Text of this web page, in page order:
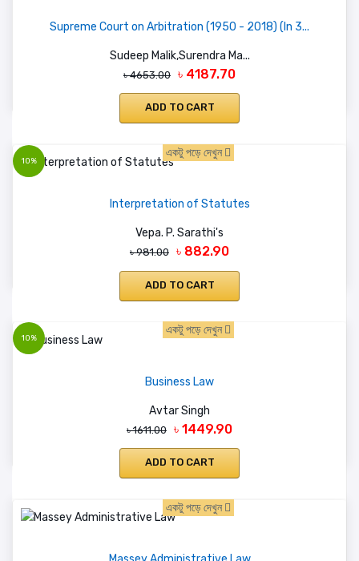
Supreme Court on Arbitration (1950 - 2018) (In 3...
Sudeep Malik,Surendra Ma...
৳ 4653.00 ৳ 4187.70
ADD TO CART
10%
একটু পড়ে দেখুন
Interpretation of Statutes
Vepa. P. Sarathi's
৳ 981.00 ৳ 882.90
ADD TO CART
10%
একটু পড়ে দেখুন
Business Law
Avtar Singh
৳ 1611.00 ৳ 1449.90
ADD TO CART
একটু পড়ে দেখুন